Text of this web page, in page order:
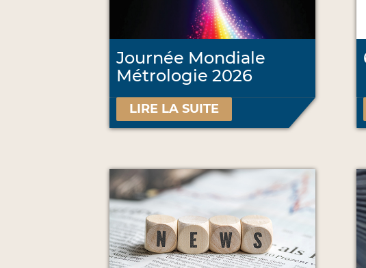
Journée Mondiale
Métrologie 2026
LIRE LA SUITE